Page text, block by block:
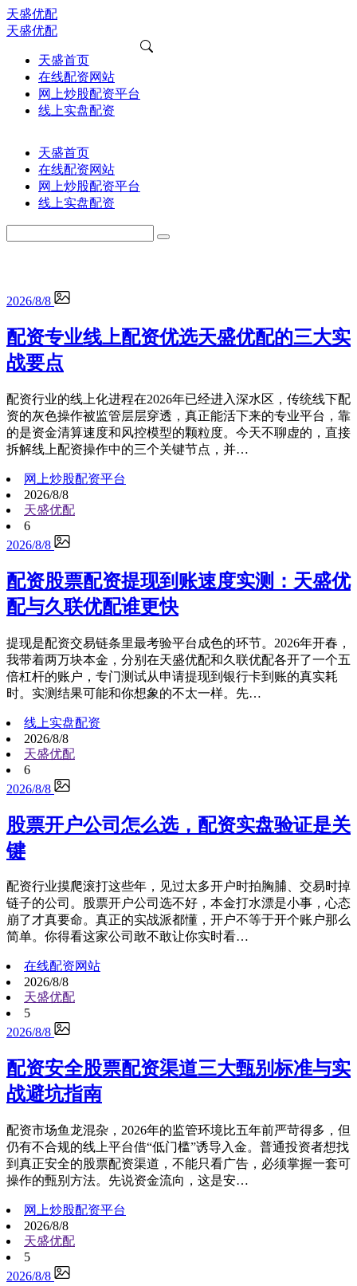
天盛优配
天盛优配
天盛首页
在线配资网站
网上炒股配资平台
线上实盘配资
天盛首页
在线配资网站
网上炒股配资平台
线上实盘配资
2026/8/8
配资专业线上配资优选天盛优配的三大实
战要点
配资行业的线上化进程在2026年已经进入深水区，传统线下配
资的灰色操作被监管层层穿透，真正能活下来的专业平台，靠
的是资金清算速度和风控模型的颗粒度。今天不聊虚的，直接
拆解线上配资操作中的三个关键节点，并…
网上炒股配资平台
2026/8/8
天盛优配
6
2026/8/8
配资股票配资提现到账速度实测：天盛优
配与久联优配谁更快
提现是配资交易链条里最考验平台成色的环节。2026年开春，
我带着两万块本金，分别在天盛优配和久联优配各开了一个五
倍杠杆的账户，专门测试从申请提现到银行卡到账的真实耗
时。实测结果可能和你想象的不太一样。先…
线上实盘配资
2026/8/8
天盛优配
6
2026/8/8
股票开户公司怎么选，配资实盘验证是关
键
配资行业摸爬滚打这些年，见过太多开户时拍胸脯、交易时掉
链子的公司。股票开户公司选不好，本金打水漂是小事，心态
崩了才真要命。真正的实战派都懂，开户不等于开个账户那么
简单。你得看这家公司敢不敢让你实时看…
在线配资网站
2026/8/8
天盛优配
5
2026/8/8
配资安全股票配资渠道三大甄别标准与实
战避坑指南
配资市场鱼龙混杂，2026年的监管环境比五年前严苛得多，但
仍有不合规的线上平台借“低门槛”诱导入金。普通投资者想找
到真正安全的股票配资渠道，不能只看广告，必须掌握一套可
操作的甄别方法。先说资金流向，这是安…
网上炒股配资平台
2026/8/8
天盛优配
5
2026/8/8